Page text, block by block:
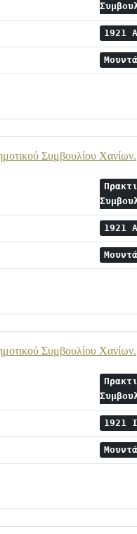
1921
Συμβουλίου Χανίων.
1921
Συμβουλίου Χανίων.
1921